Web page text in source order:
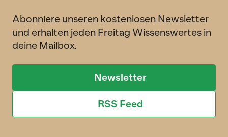
Abonniere unseren kostenlosen Newsletter
und erhalten jeden Freitag Wissenswertes in
deine Mailbox.
Newsletter
RSS Feed